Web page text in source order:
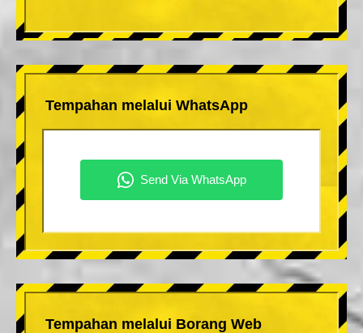
Tempahan melalui WhatsApp
Tempahan melalui Borang Web